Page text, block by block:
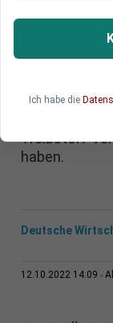
nach
Die wichtige
nach
Treibstoff-
haben.
Deutsche
12.10.2022 14:09
Ich habe die